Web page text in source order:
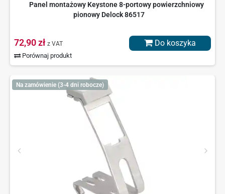
Panel montażowy Keystone 8-portowy powierzchniowy
pionowy Delock 86517
72,90 zł z VAT
Porównaj produkt
Do koszyka
Na zamówienie (3-4 dni robocze)